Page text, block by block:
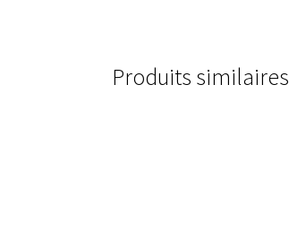
Produits similaires